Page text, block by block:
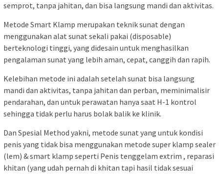
semprot, tanpa jahitan, dan bisa langsung mandi dan aktivitas.
Metode Smart Klamp merupakan teknik sunat dengan
menggunakan alat sunat sekali pakai (disposable)
berteknologi tinggi, yang didesain untuk menghasilkan
pengalaman sunat yang lebih aman, cepat, canggih dan rapih.
Kelebihan metode ini adalah setelah sunat bisa langsung
mandi dan aktivitas, tanpa jahitan dan perban, meminimalisir
pendarahan, dan untuk perawatan hanya saat H-1 kontrol
sehingga tidak perlu harus bolak balik ke klinik.
Dan Spesial Method yakni, metode sunat yang untuk kondisi
penis yang tidak bisa menggunakan metode super klamp sealer
(lem) & smart klamp seperti Penis tenggelam extrim , reparasi
khitan (yang udah pernah di khitan tapi hasil tidak sesuai